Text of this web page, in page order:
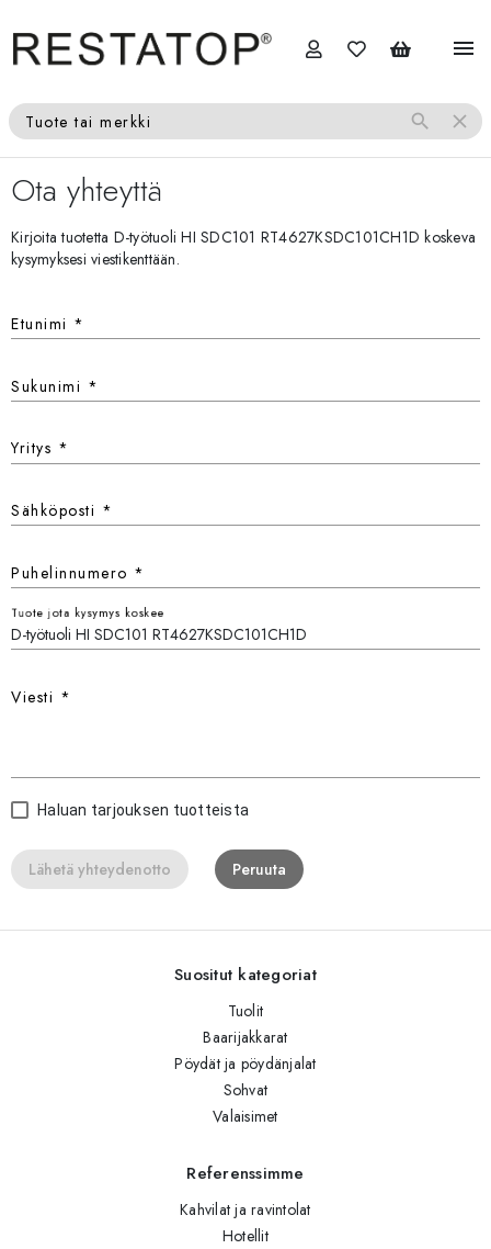
menu
Tuote tai merkki search close
Ota yhteyttä
Kirjoita tuotetta D-työtuoli HI SDC101 RT4627KSDC101CH1D koskeva
kysymyksesi viestikenttään.
Etunimi *
Sukunimi *
Yritys *
Sähköposti *
Puhelinnumero *
Tuote jota kysymys koskee
Viesti *
Haluan tarjouksen tuotteista
Lähetä yhteydenotto Peruuta
Suositut kategoriat
Tuolit
Baarijakkarat
Pöydät ja pöydänjalat
Sohvat
Valaisimet
Referenssimme
Kahvilat ja ravintolat
Hotellit